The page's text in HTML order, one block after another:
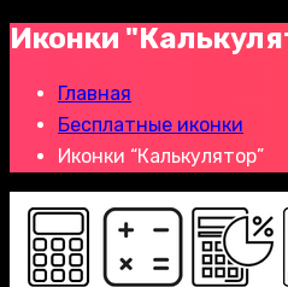
Иконки
Главная
Бесплатные иконки
Иконки “Калькулятор”